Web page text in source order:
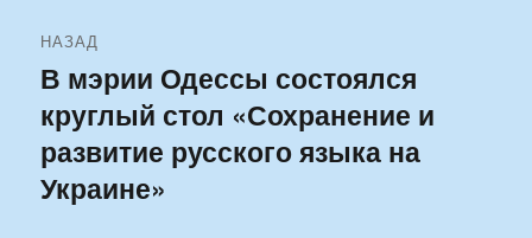
по
записям
НАЗАД
Предыдущая
запись:
В мэрии Одессы состоялся
круглый стол «Сохранение и
развитие русского языка на
Украине»